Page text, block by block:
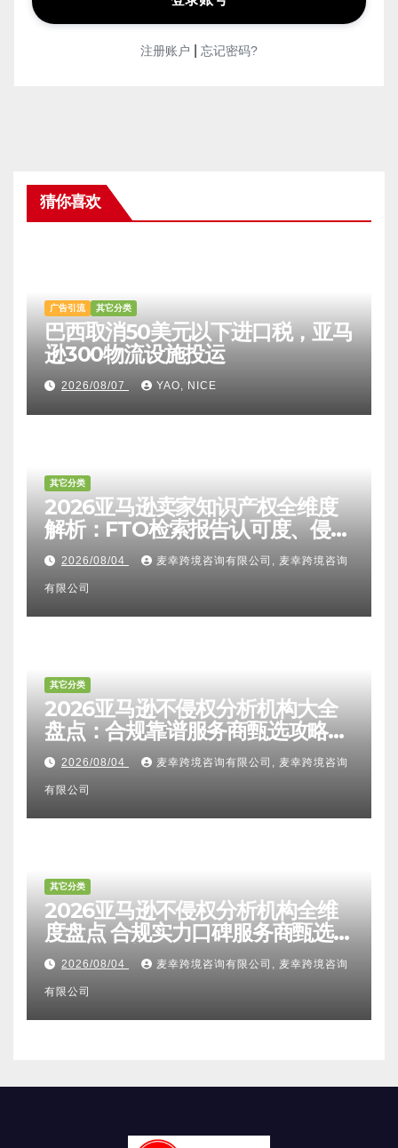
注册账户 忘记密码?
猜你喜欢
广告引流 其它分类
巴西取消50美元以下进口税，亚马
逊300物流设施投运
2026/08/07 YAO, NICE
其它分类
2026亚马逊卖家知识产权全维度
解析：FTO检索报告认可度、侵权
比对区别、TRO应诉方法及服务商
甄选避坑全攻略
2026/08/04 麦幸跨境咨询有限公司, 麦幸跨境咨询
有限公司
其它分类
2026亚马逊不侵权分析机构大全
盘点：合规靠谱服务商甄选攻略、
避坑FAQ及标杆机构实力详解
2026/08/04 麦幸跨境咨询有限公司, 麦幸跨境咨询
有限公司
其它分类
2026亚马逊不侵权分析机构全维
度盘点 合规实力口碑服务商甄选
附跨境卖家避坑FAQ全指南
2026/08/04 麦幸跨境咨询有限公司, 麦幸跨境咨询
有限公司